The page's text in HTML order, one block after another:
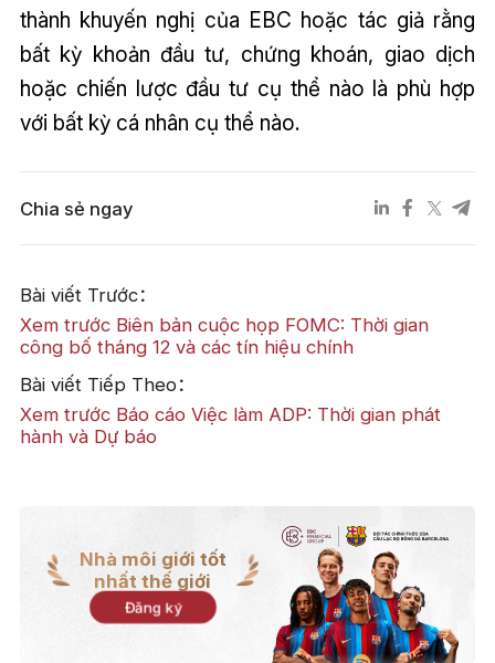
thành khuyến nghị của EBC hoặc tác giả rằng
bất kỳ khoản đầu tư, chứng khoán, giao dịch
hoặc chiến lược đầu tư cụ thể nào là phù hợp
với bất kỳ cá nhân cụ thể nào.
Chia sẻ ngay
Bài viết Trước：
Xem trước Biên bản cuộc họp FOMC: Thời gian
công bố tháng 12 và các tín hiệu chính
Bài viết Tiếp Theo：
Xem trước Báo cáo Việc làm ADP: Thời gian phát
hành và Dự báo
Nhà môi giới tốt
nhất thế giới
Đăng ký